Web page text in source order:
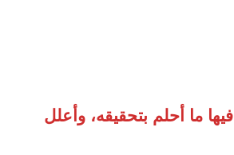
ما أحلم بتحقيقه، وأعلل